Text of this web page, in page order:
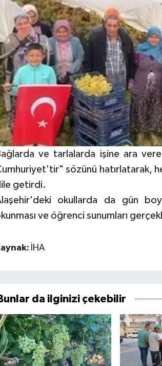
ve tarlalarda işine ara
sözünü hatırlatarak,
getirdi.
okullarda da gün
ve öğrenci sunumları
İHA
da ilginizi çekebilir